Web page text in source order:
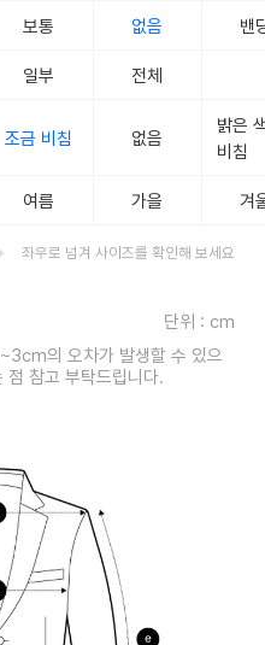
보통 없음 밴
일부 전체
조금 비침 없음
밝은
비침
여름 가을 겨
좌우로 넘겨 사이즈를 확인해 보세요
단위 : cm
의 오차가 발생할 수 있으
점 참고 부탁드립니다.